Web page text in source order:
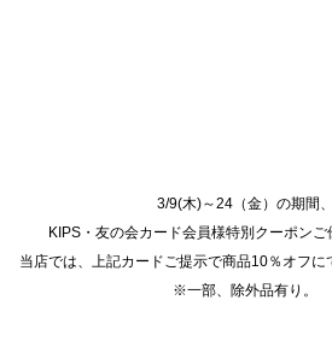
3/9(木)～24（金）の期間、
KIPS・友の会カード会員様特別クーポンご
当店では、上記カードご提示で商品10％オフに
※一部、除外品有り。